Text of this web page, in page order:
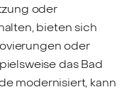
oder
bieten sich
oder
das Bad
modernisiert, kann